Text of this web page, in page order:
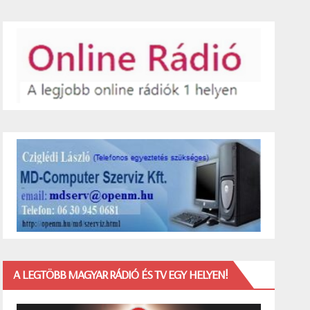
A LEGTÖBB MAGYAR RÁDIÓ ÉS TV EGY HELYEN!